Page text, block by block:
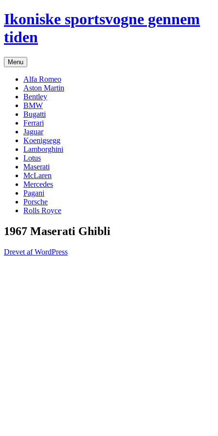
Hop
til
indhold
Ikoniske sportsvogne gennem
tiden
Menu
Alfa Romeo
Aston Martin
Bentley
BMW
Bugatti
Ferrari
Jaguar
Koenigsegg
Lamborghini
Lotus
Maserati
McLaren
Mercedes
Pagani
Porsche
Rolls Royce
1967 Maserati Ghibli
Drevet af WordPress